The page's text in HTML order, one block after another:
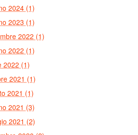
2024 (1)
2023 (1)
2022 (1)
2022 (1)
2022 (1)
2021 (1)
2021 (1)
2021 (3)
2021 (2)